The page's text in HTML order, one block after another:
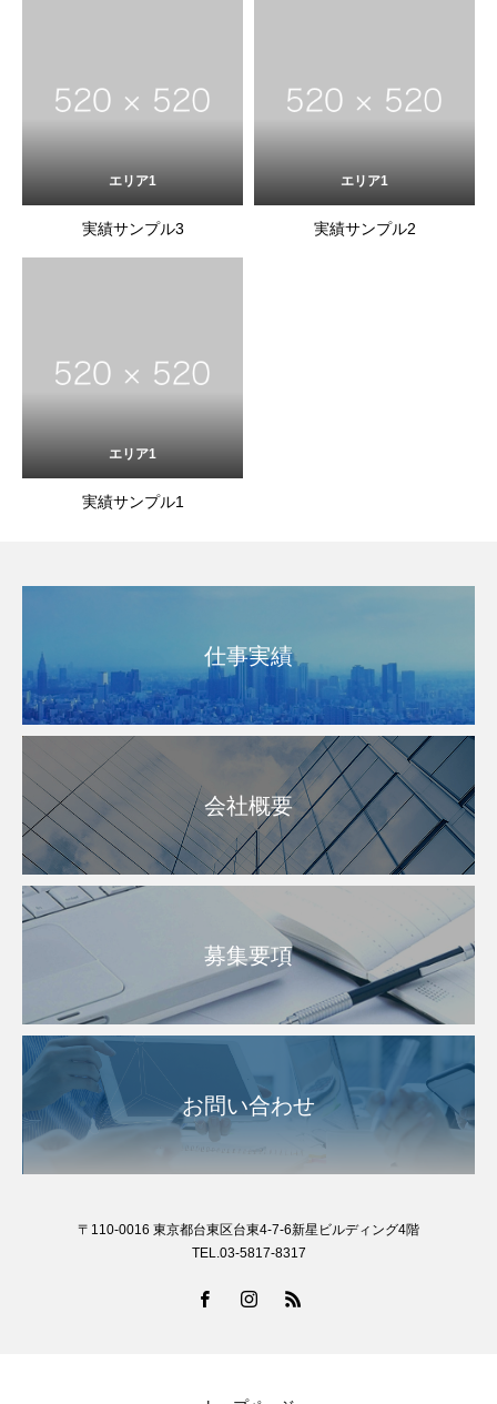
エリア1
実績サンプル3
エリア1
実績サンプル2
エリア1
実績サンプル1
仕事実績
会社概要
募集要項
お問い合わせ
〒110-0016 東京都台東区台東4-7-6新星ビルディング4階
TEL.03-5817-8317